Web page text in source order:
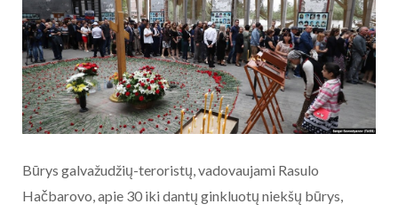
Būrys galvažudžių-teroristų, vadovaujami Rasulo
Hačbarovo, apie 30 iki dantų ginkluotų niekšų būrys,